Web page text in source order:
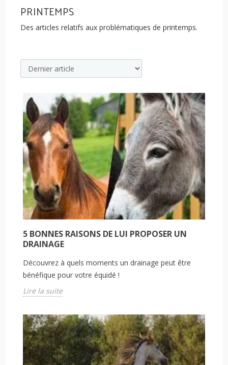
PRINTEMPS
Des articles relatifs aux problématiques de printemps.
5 BONNES RAISONS DE LUI PROPOSER UN
DRAINAGE
Découvrez à quels moments un drainage peut être
bénéfique pour votre équidé !
Lire la suite